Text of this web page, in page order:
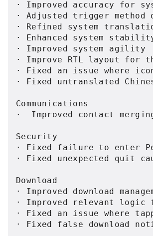
· Improved accuracy for
· Adjusted trigger
· Refined system
· Enhanced system
· Improved system agility
· Improve RTL layout for
· Fixed an issue where
· Fixed untranslated
Communications
·  Improved contact
Security
· Fixed failure to enter
· Fixed unexpected quit
Download
· Improved download
· Improved relevant logic
· Fixed an issue where
· Fixed false download